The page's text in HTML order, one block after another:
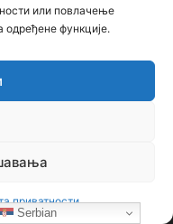
или повлачење
одређене функције.
приватности
и идеолошким
раду.
Serbian